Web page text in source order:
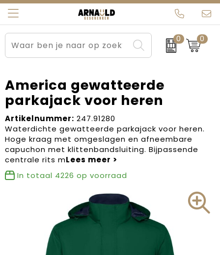
0 0
Relatiegeschenken
Sportkleding
Werkkleding
Kleding en textiel
Tassen
Beurs en Evenementen
Brievenbuspakketten
Carnaval
Dag van de Zorg
Kerstartikelen
Kerstpakketten
Sinterklaas
Arnauld Kerstpakketten
MijnEigenKadootje
Ons team
Contact
Blogs
America gewatteerde
parkajack voor heren
Artikelnummer: 247.91280
Waterdichte gewatteerde parkajack voor heren.
Hoge kraag met omgeslagen en afneembare
capuchon met klittenbandsluiting. Bijpassende
centrale rits m
In totaal 4226 op voorraad